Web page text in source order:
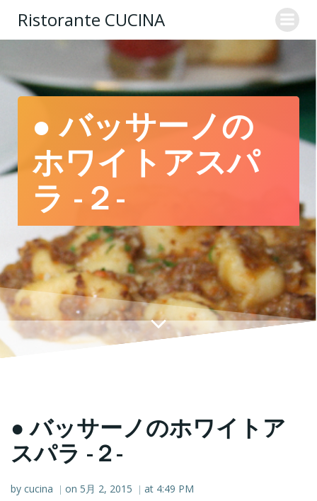
ン
テ
ン
ツ
へ
キ
Ristorante CUCINA
● バッサーノの
ホワイトアスパ
ラ -２-
● バッサーノのホワイトア
スパラ -２-
by cucina | on 5月 2, 2015 | at 4:49 PM